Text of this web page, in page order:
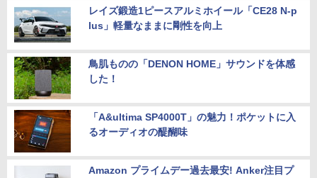
レイズ鍛造1ピースアルミホイール「CE28 N-p
lus」軽量なままに剛性を向上
鳥肌ものの「DENON HOME」サウンドを体感
した！
「A&ultima SP4000T」の魅力！ポケットに入
るオーディオの醍醐味
Amazon プライムデー過去最安! Anker注目プ